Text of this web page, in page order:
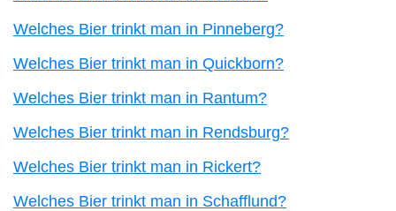
Welches Bier trinkt man in Pinneberg?
Welches Bier trinkt man in Quickborn?
Welches Bier trinkt man in Rantum?
Welches Bier trinkt man in Rendsburg?
Welches Bier trinkt man in Rickert?
Welches Bier trinkt man in Schafflund?